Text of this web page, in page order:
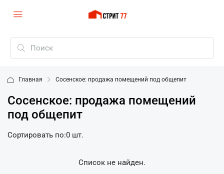
Главная Сосенское: продажа помещений под общепит
Сосенское: продажа помещений
под общепит
0 шт.
Сортировать по:
Список не найден.